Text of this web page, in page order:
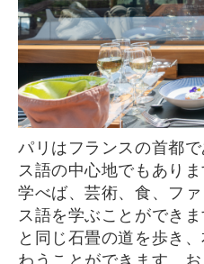
パリはフランスの首都であるだけでなく、フラン
ス語の中心地でもあり
学べば、芸術、食、フ
ス語を学ぶことができ
と同じ石畳の道を歩き
わうことができます。